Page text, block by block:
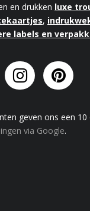
en drukken luxe
,
labels en
geven ons een 10
via Google.